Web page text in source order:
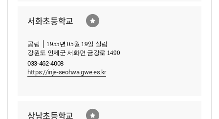
서화초등학교
공립 │ 1955년 05월 19일 설립
강원도 인제군 서화면 금강로 1490
033-462-4008
https://inje-seohwa.gwe.es.kr
상남초등학교